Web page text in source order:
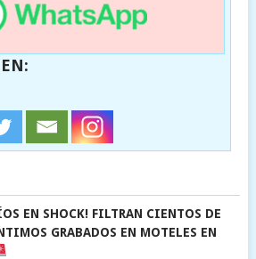
EN SHOCK! FILTRAN CIENTOS DE
GRABADOS EN MOTELES EN